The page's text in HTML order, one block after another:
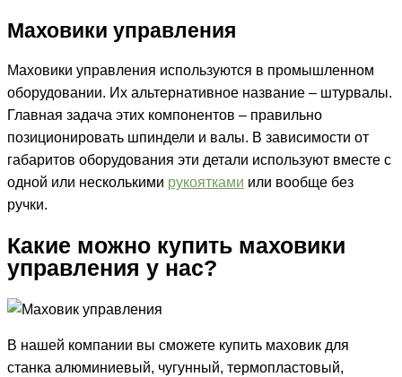
Маховики управления
Маховики управления используются в промышленном
оборудовании. Их альтернативное название – штурвалы.
Главная задача этих компонентов – правильно
позиционировать шпиндели и валы. В зависимости от
габаритов оборудования эти детали используют вместе с
одной или несколькими рукоятками или вообще без
ручки.
Какие можно купить маховики
управления у нас?
В нашей компании вы сможете купить маховик для
станка алюминиевый, чугунный, термопластовый,